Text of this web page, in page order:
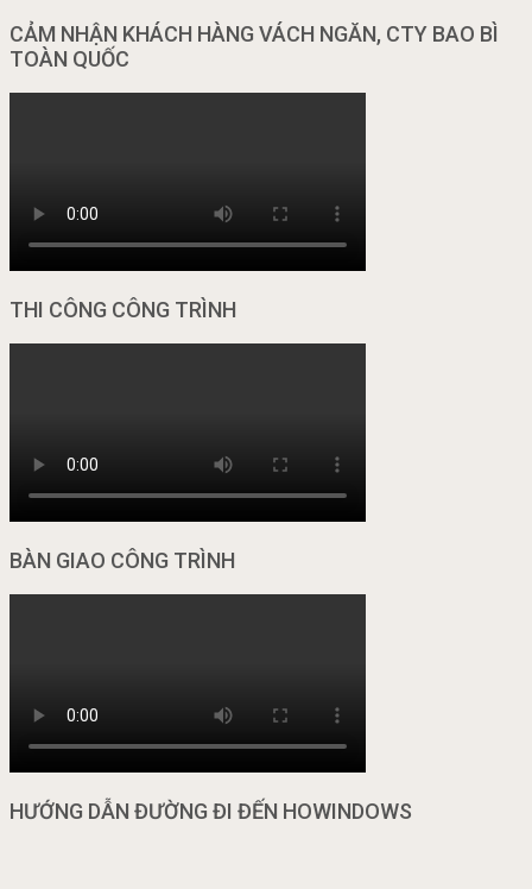
CẢM NHẬN KHÁCH HÀNG VÁCH NGĂN, CTY BAO BÌ
TOÀN QUỐC
THI CÔNG CÔNG TRÌNH
BÀN GIAO CÔNG TRÌNH
HƯỚNG DẪN ĐƯỜNG ĐI ĐẾN HOWINDOWS